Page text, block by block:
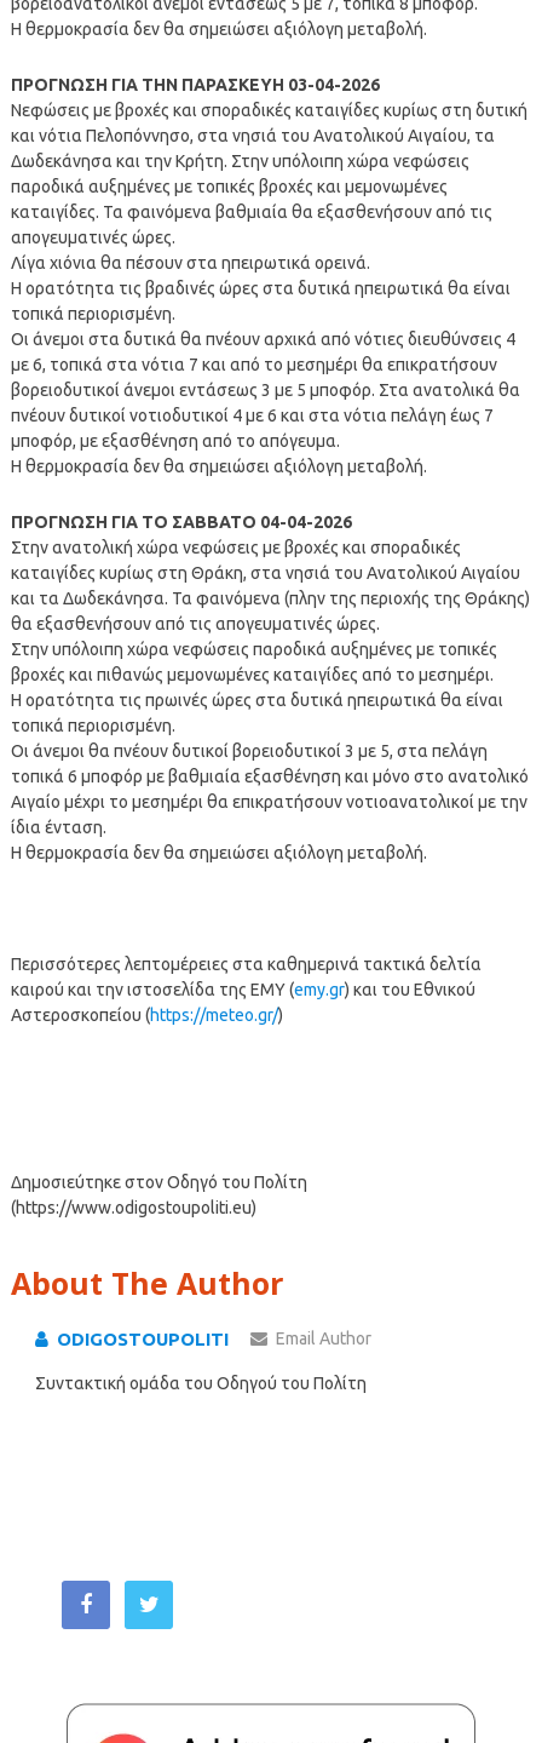
Η θερμοκρασία δεν θα σημειώσει αξιόλογη μεταβολή.
ΠΡΟΓΝΩΣΗ ΓΙΑ ΤΗΝ ΠΑΡΑΣΚΕΥΗ 03-04-2026
Νεφώσεις με βροχές και σποραδικές καταιγίδες κυρίως στη δυτική
και νότια Πελοπόννησο, στα νησιά του Ανατολικού Αιγαίου, τα
Δωδεκάνησα και την Κρήτη. Στην υπόλοιπη χώρα νεφώσεις
παροδικά αυξημένες με τοπικές βροχές και μεμονωμένες
καταιγίδες. Τα φαινόμενα βαθμιαία θα εξασθενήσουν από τις
απογευματινές ώρες.
Λίγα χιόνια θα πέσουν στα ηπειρωτικά ορεινά.
Η ορατότητα τις βραδινές ώρες στα δυτικά ηπειρωτικά θα είναι
τοπικά περιορισμένη.
Οι άνεμοι στα δυτικά θα πνέουν αρχικά από νότιες διευθύνσεις 4
με 6, τοπικά στα νότια 7 και από το μεσημέρι θα επικρατήσουν
βορειοδυτικοί άνεμοι εντάσεως 3 με 5 μποφόρ. Στα ανατολικά θα
πνέουν δυτικοί νοτιοδυτικοί 4 με 6 και στα νότια πελάγη έως 7
μποφόρ, με εξασθένηση από το απόγευμα.
Η θερμοκρασία δεν θα σημειώσει αξιόλογη μεταβολή.
ΠΡΟΓΝΩΣΗ ΓΙΑ ΤΟ ΣΑΒΒΑΤΟ 04-04-2026
Στην ανατολική χώρα νεφώσεις με βροχές και σποραδικές
καταιγίδες κυρίως στη Θράκη, στα νησιά του Ανατολικού Αιγαίου
και τα Δωδεκάνησα. Τα φαινόμενα (πλην της περιοχής της Θράκης)
θα εξασθενήσουν από τις απογευματινές ώρες.
Στην υπόλοιπη χώρα νεφώσεις παροδικά αυξημένες με τοπικές
βροχές και πιθανώς μεμονωμένες καταιγίδες από το μεσημέρι.
Η ορατότητα τις πρωινές ώρες στα δυτικά ηπειρωτικά θα είναι
τοπικά περιορισμένη.
Οι άνεμοι θα πνέουν δυτικοί βορειοδυτικοί 3 με 5, στα πελάγη
τοπικά 6 μποφόρ με βαθμιαία εξασθένηση και μόνο στο ανατολικό
Αιγαίο μέχρι το μεσημέρι θα επικρατήσουν νοτιοανατολικοί με την
ίδια ένταση.
Η θερμοκρασία δεν θα σημειώσει αξιόλογη μεταβολή.
Περισσότερες λεπτομέρειες στα καθημερινά τακτικά δελτία
καιρού και την ιστοσελίδα της ΕΜΥ (emy.gr) και του Εθνικού
Αστεροσκοπείου (https://meteo.gr/)
Δημοσιεύτηκε στον Οδηγό του Πολίτη
(https://www.odigostoupoliti.eu)
About The Author
ODIGOSTOUPOLITI Email Author
Συντακτική ομάδα του Οδηγού του Πολίτη